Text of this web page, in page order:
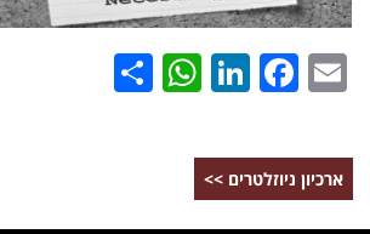
Email
Facebook
LinkedIn
WhatsApp
ארכיון ניוזלטרים >>